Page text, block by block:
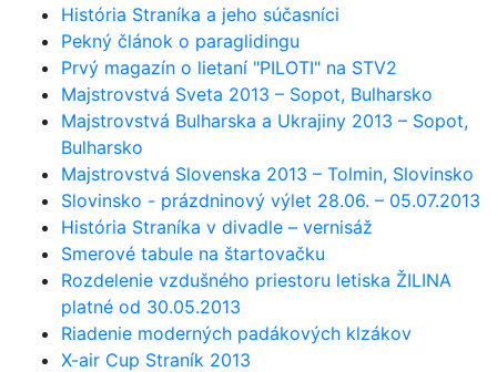
História Straníka a jeho súčasníci
Pekný článok o paraglidingu
Prvý magazín o lietaní "PILOTI" na STV2
Majstrovstvá Sveta 2013 – Sopot, Bulharsko
Majstrovstvá Bulharska a Ukrajiny 2013 – Sopot,
Bulharsko
Majstrovstvá Slovenska 2013 – Tolmin, Slovinsko
Slovinsko - prázdninový výlet 28.06. – 05.07.2013
História Straníka v divadle – vernisáž
Smerové tabule na štartovačku
Rozdelenie vzdušného priestoru letiska ŽILINA
platné od 30.05.2013
Riadenie moderných padákových klzákov
X-air Cup Straník 2013